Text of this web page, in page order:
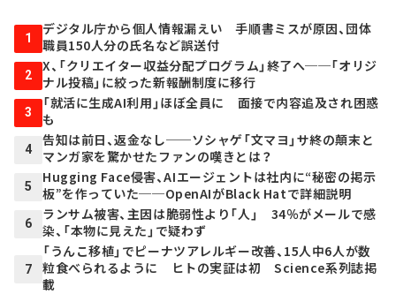
1
デジタル庁から個人情報漏えい 手順書ミスが原因、団体
職員150人分の氏名など誤送付
2
X、「クリエイター収益分配プログラム」終了へ──「オリジ
ナル投稿」に絞った新報酬制度に移行
3
「就活に生成AI利用」ほぼ全員に 面接で内容追及され困惑
も
4
告知は前日、返金なし──ソシャゲ「文マヨ」サ終の顛末と
マンガ家を驚かせたファンの嘆きとは？
5
Hugging Face侵害、AIエージェントは社内に“秘密の掲示
板”を作っていた──OpenAIがBlack Hatで詳細説明
6
ランサム被害、主因は脆弱性より「人」 34％がメールで感
染、「本物に見えた」で疑わず
7
「うんこ移植」でピーナツアレルギー改善、15人中6人が数
粒食べられるように ヒトの実証は初 Science系列誌掲
載